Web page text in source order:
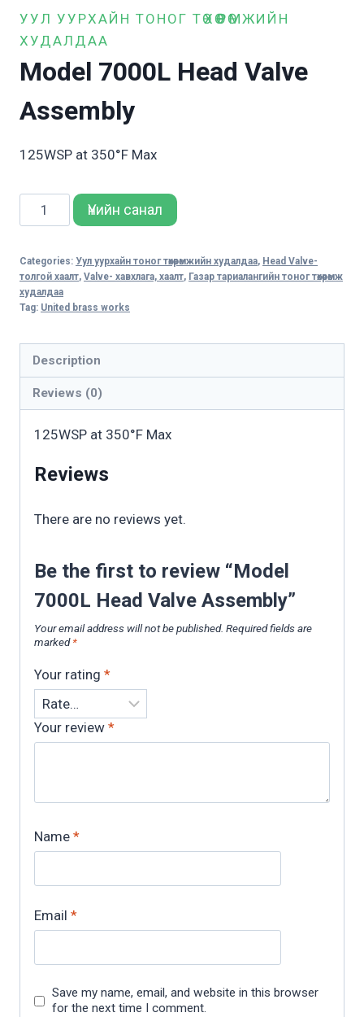
УУЛ УУРХАЙН ТОНОГ ТӨХӨӨРӨМЖИЙН
ХУДАЛДАА
Model 7000L Head Valve
Assembly
125WSP at 350°F Max
Model
7000L
Valve
Assembly
quantity
Үнийн санал
Categories: Уул уурхайн тоног төхөөрөмжийн худалдаа, Head Valve-
толгой хаалт, Valve- хавхлага, хаалт, Газар тариалангийн тоног төхөөрөмж
худалдаа
Tag: United brass works
Description
Reviews (0)
125WSP at 350°F Max
Reviews
There are no reviews yet.
Be the first to review “Model
7000L Head Valve Assembly”
Your email address will not be published. Required fields are
marked*
Your rating *
Your review *
Name *
Email *
Save my name, email, and website in this browser
for the next time I comment.